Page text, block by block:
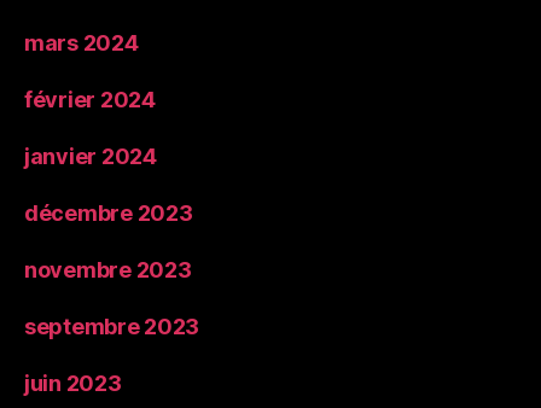
mars 2024
février 2024
janvier 2024
décembre 2023
novembre 2023
septembre 2023
juin 2023